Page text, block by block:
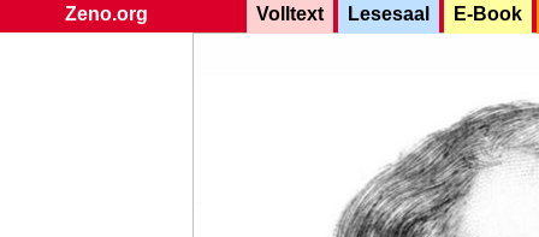
Zeno.org Volltext Lesesaal E-Book